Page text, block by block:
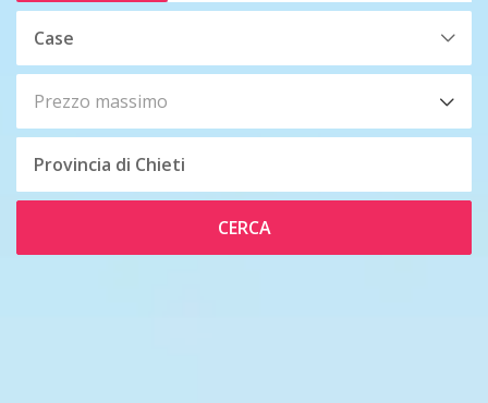
Prezzo massimo